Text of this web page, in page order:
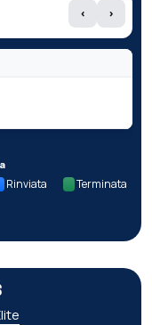
‹ ›
Rinviata Terminata